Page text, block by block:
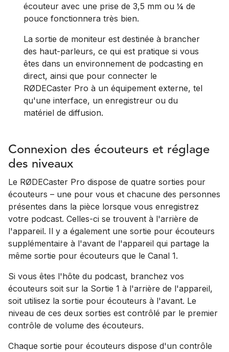
écouteur avec une prise de 3,5 mm ou ¼ de
pouce fonctionnera très bien.
La sortie de moniteur est destinée à brancher
des haut-parleurs, ce qui est pratique si vous
êtes dans un environnement de podcasting en
direct, ainsi que pour connecter le
RØDECaster Pro à un équipement externe, tel
qu'une interface, un enregistreur ou du
matériel de diffusion.
Connexion des écouteurs et réglage
des niveaux
Le RØDECaster Pro dispose de quatre sorties pour
écouteurs – une pour vous et chacune des personnes
présentes dans la pièce lorsque vous enregistrez
votre podcast. Celles-ci se trouvent à l'arrière de
l'appareil. Il y a également une sortie pour écouteurs
supplémentaire à l'avant de l'appareil qui partage la
même sortie pour écouteurs que le Canal 1.
Si vous êtes l'hôte du podcast, branchez vos
écouteurs soit sur la Sortie 1 à l'arrière de l'appareil,
soit utilisez la sortie pour écouteurs à l'avant. Le
niveau de ces deux sorties est contrôlé par le premier
contrôle de volume des écouteurs.
Chaque sortie pour écouteurs dispose d'un contrôle